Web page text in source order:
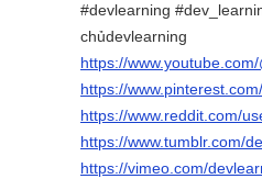
#devlearning
chủdevlearning
https://
https://
https://www.reddit.com/
https://www.tumblr.com/
https://vimeo.com/